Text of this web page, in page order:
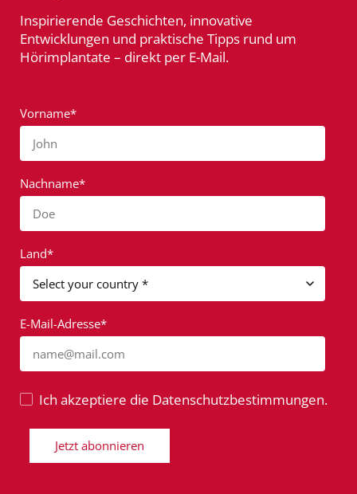
Inspirierende Geschichten, innovative
Entwicklungen und praktische Tipps rund um
Hörimplantate – direkt per E-Mail.
Vorname*
John
Nachname*
Doe
Land*
E-Mail-Adresse*
name@mail.com
Ich akzeptiere die Datenschutzbestimmungen.
Jetzt abonnieren